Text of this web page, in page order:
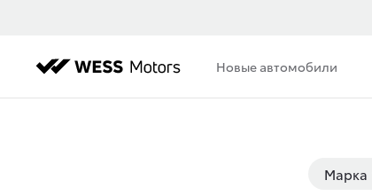
Новые автомобили
Марка